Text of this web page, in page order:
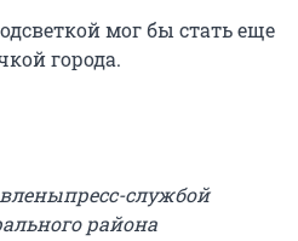
мог бы стать еще
города.
службой
района